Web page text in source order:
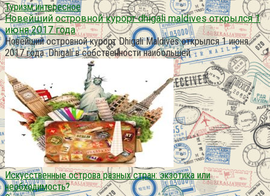
Туризм интересное
Новейший островной курорт dhigali maldives открылся 1
июня 2017 года
Новейший островной курорт Dhigali Maldives открылся 1 июня
2017 года. Dhigali в собственности наибольшей
Искусственные острова разных стран: экзотика или
необходимость?